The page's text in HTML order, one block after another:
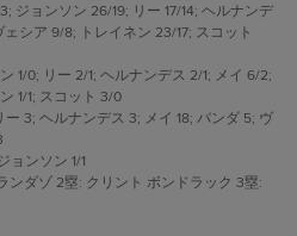
ジョンソン 26/19; リー 17/14; ヘルナンデ
シア 9/8; トレイネン 23/17; スコット
1/0; リー 2/1; ヘルナンデス 2/1; メイ 6/2;
1/1; スコット 3/0
ー 3; ヘルナンデス 3; メイ 18; バンダ 5; ヴ
ジョンソン 1/1
ンダゾ 2塁: クリント ボンドラック 3塁: